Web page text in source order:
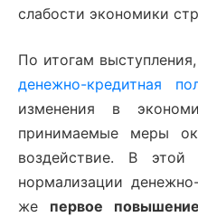
слабости экономики
По итогам
денежно-кредитная
изменения в
принимаемые меры
воздействие. В этой
нормализации
же первое